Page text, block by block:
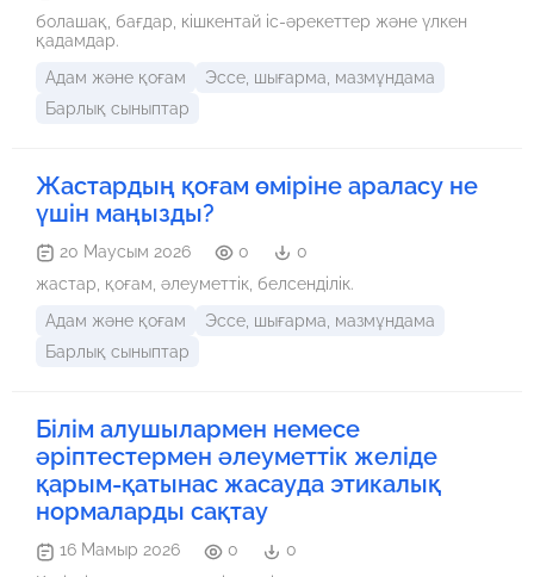
болашақ, бағдар, кішкентай іс-әрекеттер және үлкен
қадамдар.
Адам және қоғам
Эссе, шығарма, мазмұндама
Барлық сыныптар
Жастардың қоғам өміріне араласу не
үшін маңызды?
20 Маусым 2026 0
0
жастар, қоғам, әлеуметтік, белсенділік.
Адам және қоғам
Эссе, шығарма, мазмұндама
Барлық сыныптар
Білім алушылармен немесе
әріптестермен әлеуметтік желіде
қарым-қатынас жасауда этикалық
нормаларды сақтау
16 Мамыр 2026 0
0